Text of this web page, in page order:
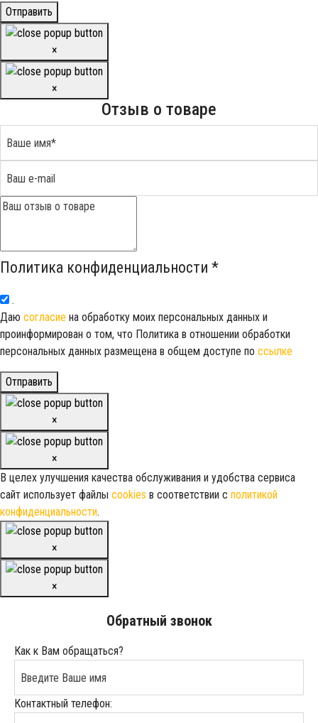
Отправить
×
×
Отзыв о товаре
Политика конфиденциальности *
.
Даю согласие на обработку моих персональных данных и
проинформирован о том, что Политика в отношении обработки
персональных данных размещена в общем доступе по ссылке
Отправить
×
×
В целех улучшения качества обслуживания и удобства сервиса
сайт использует файлы cookies в соответствии с политикой
конфиденциальности.
×
×
Обратный звонок
Как к Вам обращаться?
Контактный телефон: